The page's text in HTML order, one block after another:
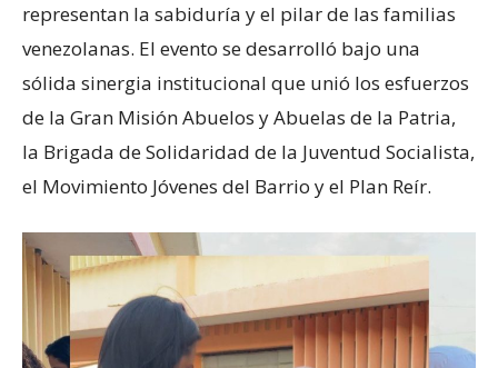
representan la sabiduría y el pilar de las familias
venezolanas. El evento se desarrolló bajo una
sólida sinergia institucional que unió los esfuerzos
de la Gran Misión Abuelos y Abuelas de la Patria,
la Brigada de Solidaridad de la Juventud Socialista,
el Movimiento Jóvenes del Barrio y el Plan Reír.